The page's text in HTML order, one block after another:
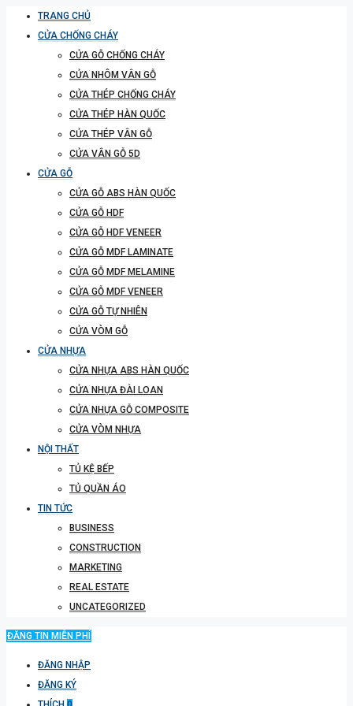
TRANG CHỦ
CỬA CHỐNG CHÁY
CỬA GỖ CHỐNG CHÁY
CỬA NHÔM VÂN GỖ
CỬA THÉP CHỐNG CHÁY
CỬA THÉP HÀN QUỐC
CỬA THÉP VÂN GỖ
CỬA VÂN GỖ 5D
CỬA GỖ
CỬA GỖ ABS HÀN QUỐC
CỬA GỖ HDF
CỬA GỖ HDF VENEER
CỬA GỖ MDF LAMINATE
CỬA GỖ MDF MELAMINE
CỬA GỖ MDF VENEER
CỬA GỖ TỰ NHIÊN
CỬA VÒM GỖ
CỬA NHỰA
CỬA NHỰA ABS HÀN QUỐC
CỬA NHỰA ĐÀI LOAN
CỬA NHỰA GỖ COMPOSITE
CỬA VÒM NHỰA
NỘI THẤT
TỦ KỆ BẾP
TỦ QUẦN ÁO
TIN TỨC
BUSINESS
CONSTRUCTION
MARKETING
REAL ESTATE
UNCATEGORIZED
ĐĂNG TIN MIỄN PHÍ
ĐĂNG NHẬP
ĐĂNG KÝ